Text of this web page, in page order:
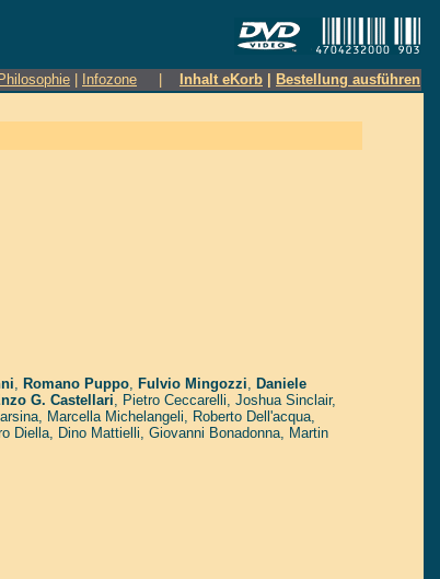
Philosophie Infozone Inhalt eKorb Bestellung ausführen
, Romano Puppo, Fulvio Mingozzi, Daniele
G. Castellari, Pietro Ceccarelli, Joshua Sinclair,
, Marcella Michelangeli, Roberto Dell'acqua,
Diella, Dino Mattielli, Giovanni Bonadonna, Martin